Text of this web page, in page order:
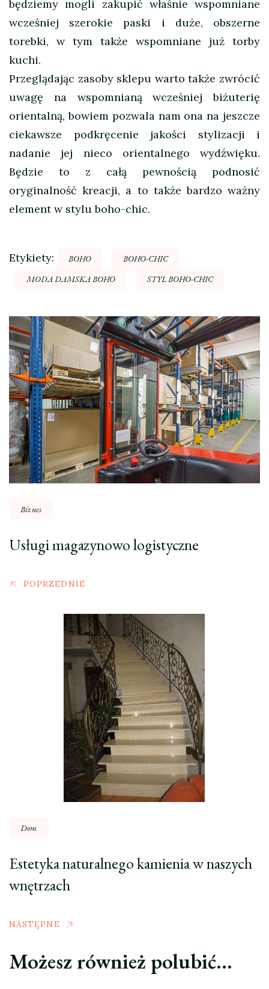
będziemy mogli zakupić właśnie wspomniane
wcześniej szerokie paski i duże, obszerne
torebki, w tym także wspomniane już torby
kuchi.
Przeglądając zasoby sklepu warto także zwrócić
uwagę na wspomnianą wcześniej biżuterię
orientalną, bowiem pozwala nam ona na jeszcze
ciekawsze podkręcenie jakości stylizacji i
nadanie jej nieco orientalnego wydźwięku.
Będzie to z całą pewnością podnosić
oryginalność kreacji, a to także bardzo ważny
element w stylu boho-chic.
Etykiety: BOHO
BOHO-CHIC
MODA DAMSKA BOHO
STYL BOHO-CHIC
Nawigacja
wpisu
Biznes
Usługi magazynowo logistyczne
POPRZEDNIE
Dom
Estetyka naturalnego kamienia w naszych
wnętrzach
NASTĘPNE
Możesz również polubić…